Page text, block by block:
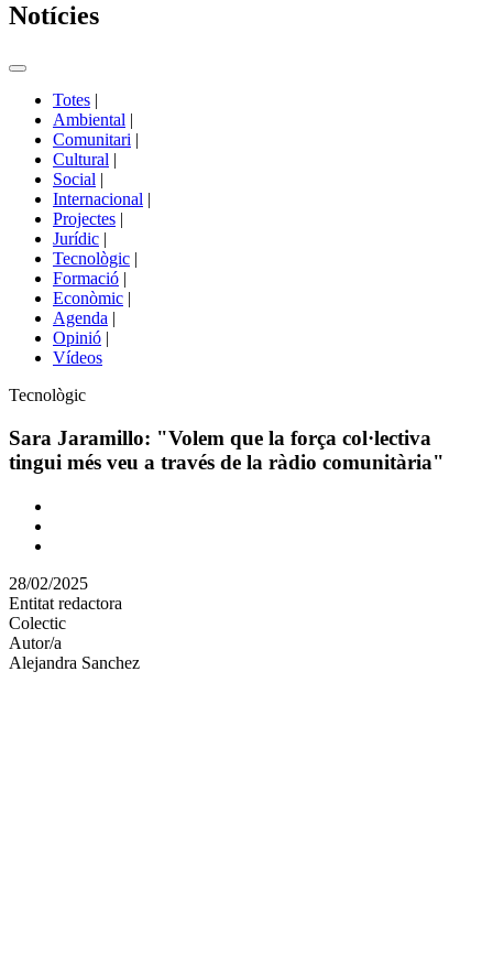
Notícies
Commutador
portals
Totes |
Ambiental |
Comunitari |
Cultural |
Social |
Internacional |
Projectes |
Jurídic |
Tecnològic |
Formació |
Econòmic |
Agenda |
Opinió |
Vídeos
Àmbit
la
notícia
Tecnològic
Sara Jaramillo: "Volem que la força col·lectiva
tingui més veu a través de la ràdio comunitària"
Comparteix
altres
xarxes
socials
28/02/2025
Entitat redactora
Colectic
Autor/a
Alejandra Sanchez